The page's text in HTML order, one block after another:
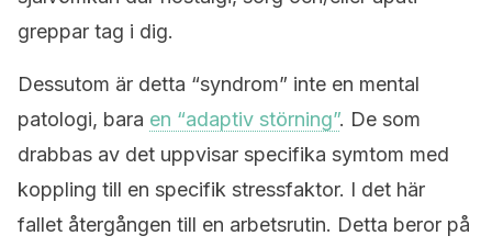
greppar tag i dig.
Dessutom är detta “syndrom” inte en mental
patologi, bara en “adaptiv störning”. De som
drabbas av det uppvisar specifika symtom med
koppling till en specifik stressfaktor. I det här
fallet återgången till en arbetsrutin. Detta beror på